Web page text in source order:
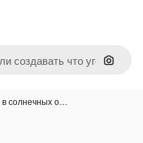
Поиск
в солнечных о…